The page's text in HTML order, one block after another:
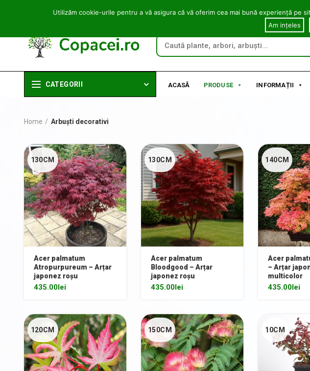
CATEGORII ACASĂ PRODUSE INFORMAȚII
Home Arbuști decorativi
130CM
Acer palmatum
Atropurpureum – Arțar
japonez roșu
435.00lei
130CM
Acer palmatum
Bloodgood – Arțar
japonez roșu
435.00lei
140CM
Acer
– Arțar
multicolor
435.00 lei
120CM 150CM 10CM
Utilizăm cookie-urile pentru a vă asigura că vă oferim cea mai bună experiență
Am ințeles